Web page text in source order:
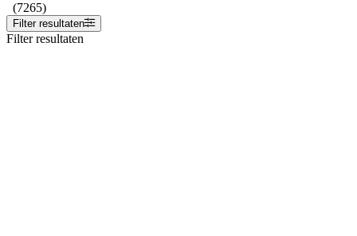
(7265)
Filter resultaten
Filter resultaten